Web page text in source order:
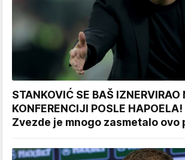
STANKOVIĆ SE BAŠ IZNERVIRAO
KONFERENCIJI POSLE
Zvezde je mnogo zasmetalo ovo